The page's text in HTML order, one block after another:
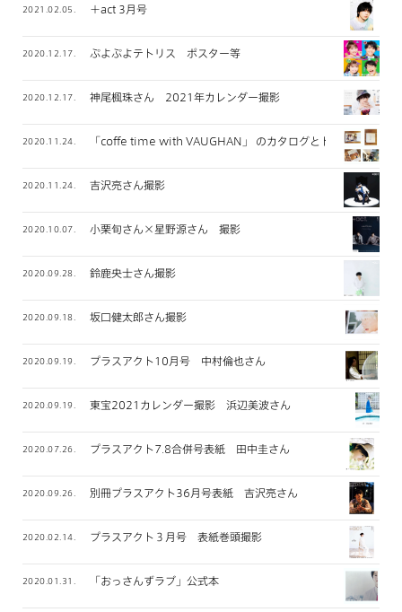
2021.02.05. ＋act 3月号
2020.12.17. ぷよぷよテトリス ポスター等
2020.12.17. 神尾楓珠さん 2021年カレンダー撮影
2020.11.24. 「coffe time with VAUGHAN」 のカタログとトートバッグ
2020.11.24. 吉沢亮さん撮影
2020.10.07. 小栗旬さん×星野源さん 撮影
2020.09.28. 鈴鹿央士さん撮影
2020.09.18. 坂口健太郎さん撮影
2020.09.19. プラスアクト10月号 中村倫也さん
2020.09.19. 東宝2021カレンダー撮影 浜辺美波さん
2020.07.26. プラスアクト7.8合併号表紙 田中圭さん
2020.09.26. 別冊プラスアクト36月号表紙 吉沢亮さん
2020.02.14. プラスアクト３月号 表紙巻頭撮影
2020.01.31. 「おっさんずラブ」公式本